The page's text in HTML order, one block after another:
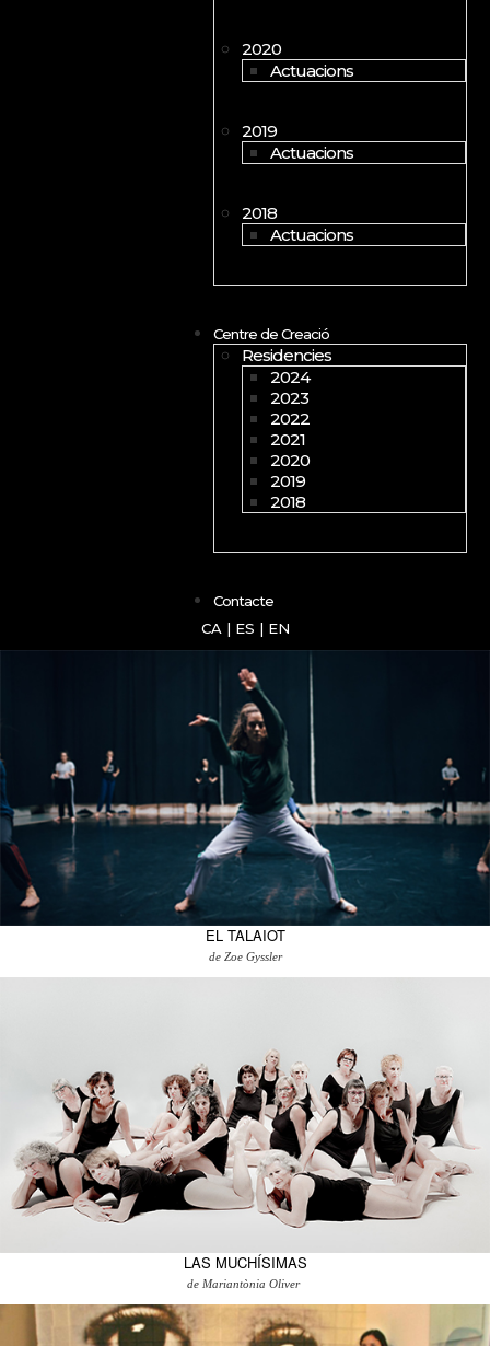
2020
Actuacions
2019
Actuacions
2018
Actuacions
Centre de Creació
Residencies
2024
2023
2022
2021
2020
2019
2018
Contacte
CA | ES | EN
EL TALAIOT
de Zoe Gyssler
LAS MUCHÍSIMAS
de Mariantònia Oliver